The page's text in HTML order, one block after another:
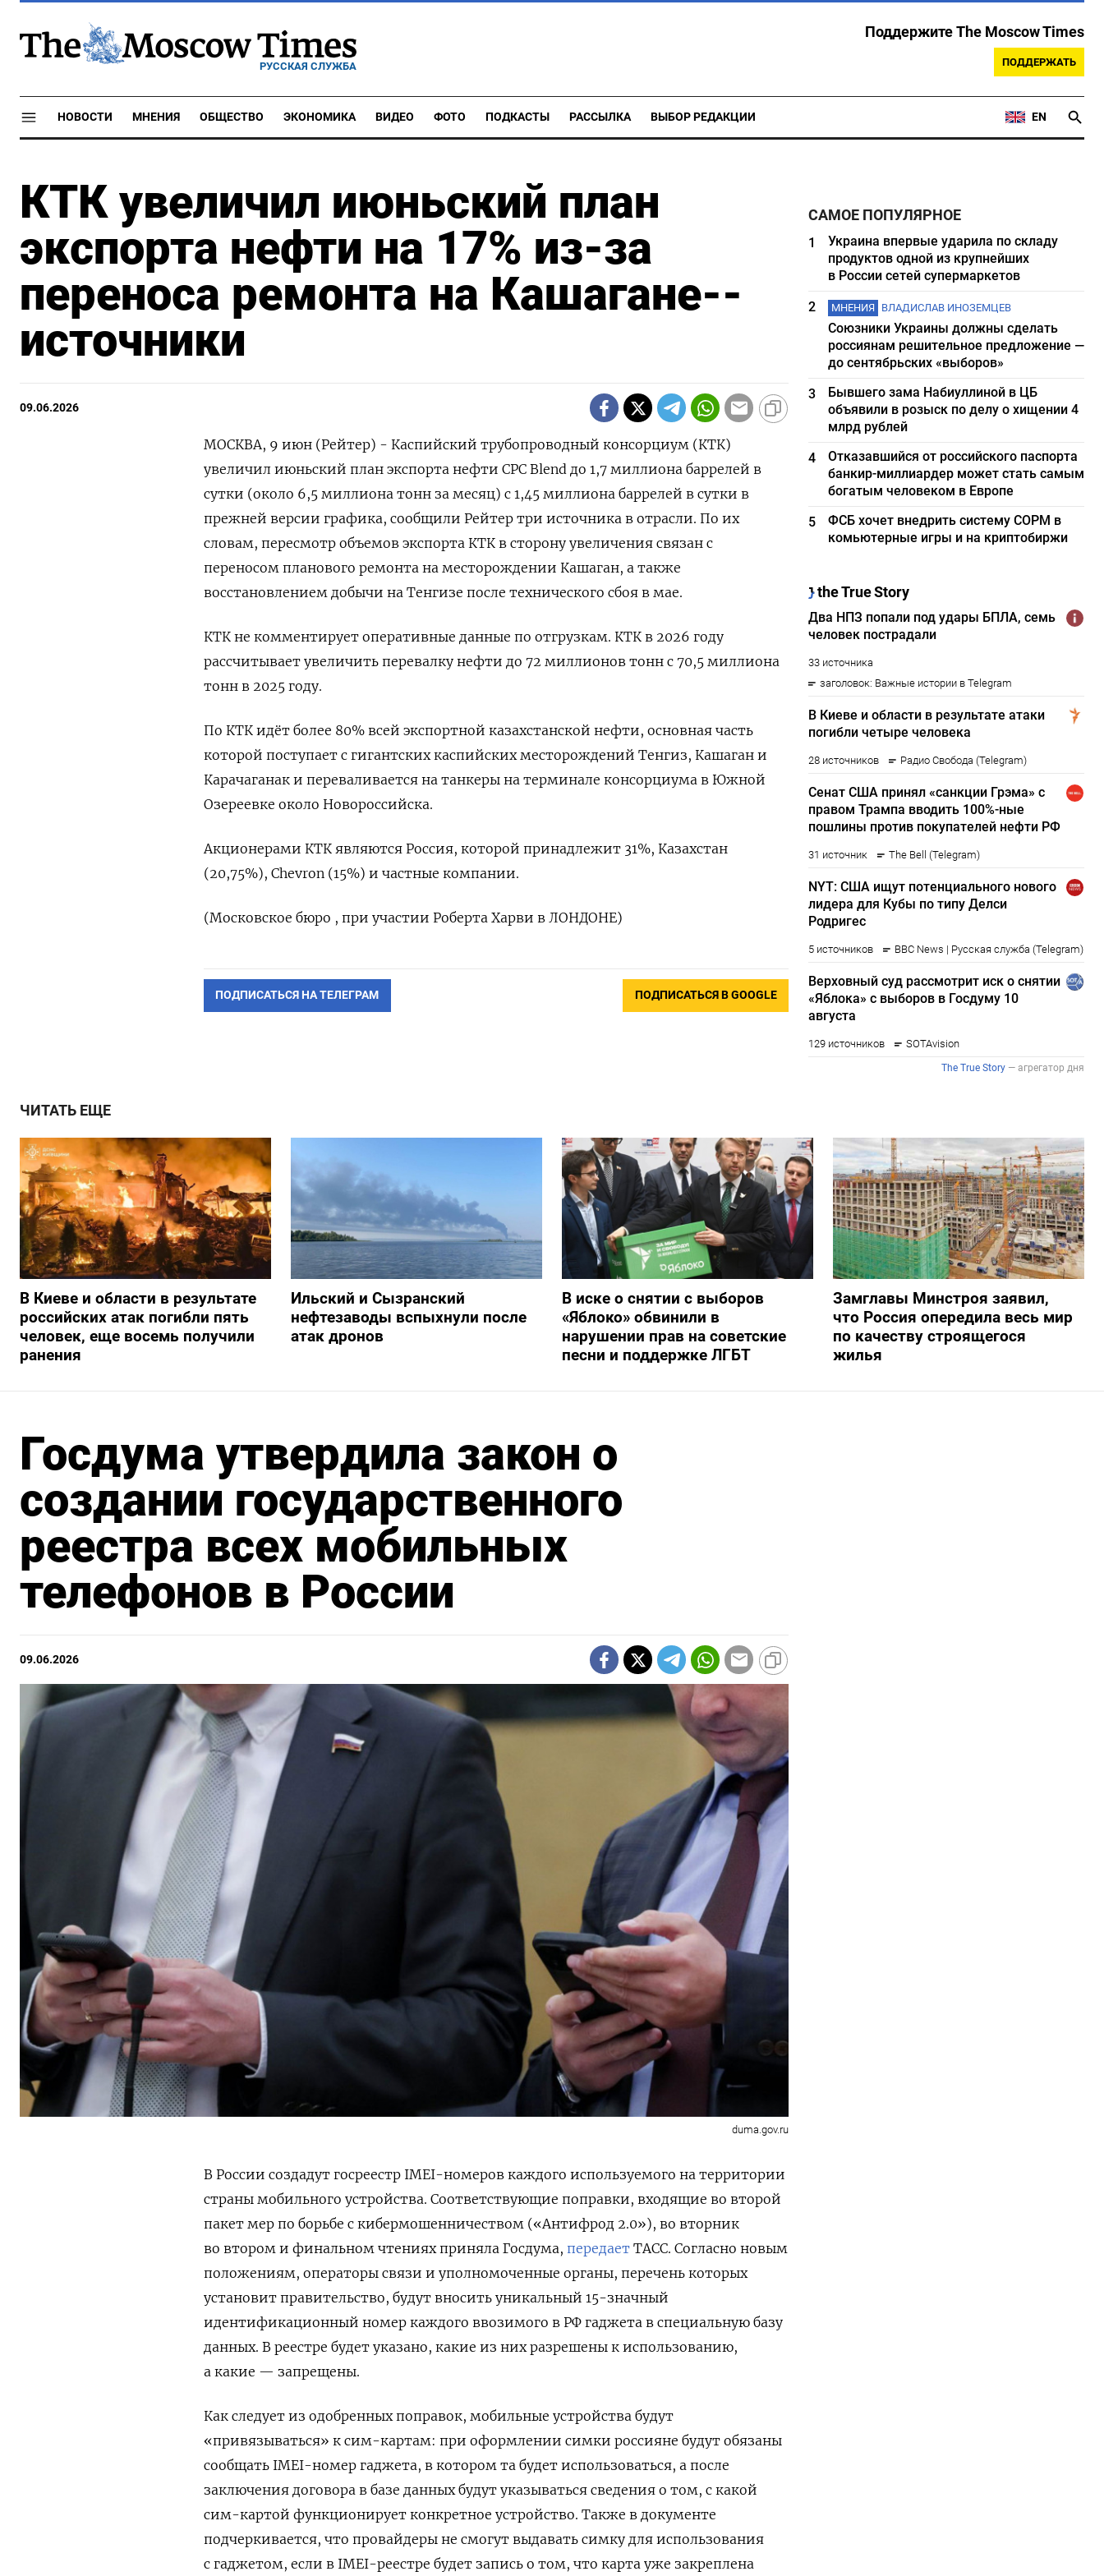
РУССКАЯ СЛУЖБА
Поддержите The Moscow Times
ПОДДЕРЖАТЬ
НОВОСТИ МНЕНИЯ ОБЩЕСТВО ЭКОНОМИКА ВИДЕО ФОТО ПОДКАСТЫ РАССЫЛКА ВЫБОР РЕДАКЦИИ EN
КТК увеличил июньский план
экспорта нефти на 17% из-за
переноса ремонта на Кашагане--
источники
09.06.2026
МОСКВА, 9 июн (Рейтер) - Каспийский трубопроводный консорциум (КТК)
увеличил июньский план экспорта нефти CPC Blend до 1,7 ‌миллиона баррелей в
сутки (около 6,5 миллиона тонн за месяц) с 1,45 миллиона баррелей ​в сутки ​в ​
прежней версии графика, сообщили ⁠Рейтер три источника ‌в отрасли. По их
‌словам, пересмотр объемов экспорта КТК в сторону увеличения ​связан с
переносом планового ‌ремонта на месторождении Кашаган, а также ​
восстановлением добычи на Тенгизе после технического сбоя ‌в мае.
КТК не комментирует оперативные данные по отгрузкам. КТК в 2026 ​году
рассчитывает ​увеличить ‌перевалку нефти до 72 миллионов тонн с ​70,5 миллиона
тонн в 2025 году.
По КТК идёт более 80% всей экспортной казахстанской нефти, основная часть
которой поступает с гигантских каспийских месторождений Тенгиз, Кашаган и ​
Карачаганак и ⁠переваливается на танкеры на терминале консорциума в Южной
‌Озереевке около Новороссийска.
Акционерами КТК являются Россия, ‌которой принадлежит 31%, Казахстан
(20,75%), Chevron (15%) и частные ​компании.
(Московское бюро , при участии Роберта ‌Харви в ЛОНДОНЕ)
ПОДПИСАТЬСЯ НА ТЕЛЕГРАМ ПОДПИСАТЬСЯ В GOOGLE
САМОЕ ПОПУЛЯРНОЕ
1
Украина впервые ударила по складу
продуктов одной из крупнейших
в России сетей супермаркетов
2
МНЕНИЯ ВЛАДИСЛАВ ИНОЗЕМЦЕВ
Союзники Украины должны сделать
россиянам решительное предложение —
до сентябрьских «выборов»
3
Бывшего зама Набиуллиной в ЦБ
объявили в розыск по делу о хищении 4
млрд рублей
4
Отказавшийся от российского паспорта
банкир-миллиардер может стать самым
богатым человеком в Европе
5
ФСБ хочет внедрить систему СОРМ в
комьютерные игры и на криптобиржи
ЧИТАТЬ ЕЩЕ
В Киеве и области в результате
российских атак погибли пять
человек, еще восемь получили
ранения
Ильский и Сызранский
нефтезаводы вспыхнули после
атак дронов
В иске о снятии с выборов
«Яблоко» обвинили в
нарушении прав на советские
песни и поддержке ЛГБТ
Замглавы Минстроя заявил,
что Россия опередила весь мир
по качеству строящегося
жилья
Госдума утвердила закон о
создании государственного
реестра всех мобильных
телефонов в России
09.06.2026
duma.gov.ru
В России создадут госреестр IMEI-номеров каждого используемого на территории
страны мобильного устройства. Соответствующие поправки, входящие во второй
пакет мер по борьбе с кибермошенничеством («Антифрод 2.0»), во вторник
во втором и финальном чтениях приняла Госдума, передает ТАСС. Согласно новым
положениям, операторы связи и уполномоченные органы, перечень которых
установит правительство, будут вносить уникальный 15-значный
идентификационный номер каждого ввозимого в РФ гаджета в специальную базу
данных. В реестре будет указано, какие из них разрешены к использованию,
а какие — запрещены.
Как следует из одобренных поправок, мобильные устройства будут
«привязываться» к сим-картам: при оформлении симки россияне будут обязаны
сообщать IMEI-номер гаджета, в котором та будет использоваться, а после
заключения договора в базе данных будут указываться сведения о том, с какой
сим-картой функционирует конкретное устройство. Также в документе
подчеркивается, что провайдеры не смогут выдавать симку для использования
с гаджетом, если в IMEI-реестре будет запись о том, что карта уже закреплена